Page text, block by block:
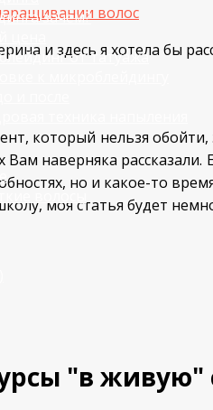
зачем?
от татуажа
и после
волосы
волос
и здесь я хотела бы
который нельзя обойти,
Вам наверняка
но и какое-то
моя статья будет
"в живую"